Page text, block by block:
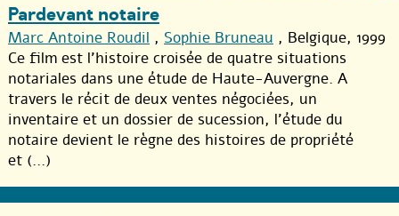
Pardevant notaire
Marc Antoine Roudil , Sophie Bruneau , Belgique, 1999
Ce film est l’histoire croisée de quatre situations
notariales dans une étude de Haute-Auvergne. A
travers le récit de deux ventes négociées, un
inventaire et un dossier de sucession, l’étude du
notaire devient le règne des histoires de propriété
et (...)